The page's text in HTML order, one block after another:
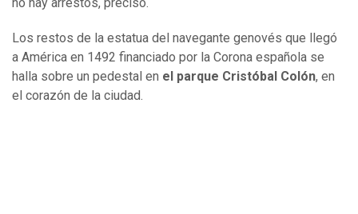
no hay arrestos, precisó.
Los restos de la estatua del navegante genovés que llegó
a América en 1492 financiado por la Corona española se
halla sobre un pedestal en el parque Cristóbal Colón, en
el corazón de la ciudad.